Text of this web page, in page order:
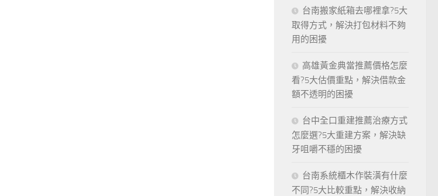
台南搬家紙箱去哪裡拿?5大
取得方式，解決打包材料不夠
用的困擾
高雄黃金典當推薦價格怎麼
看?5大估價重點，解決借款金
額不透明的困擾
台中全口重建推薦治療方式
怎麼選?5大重建方案，解決缺
牙咀嚼不穩的困擾
台南系統櫃木作裝潢有什麼
不同?5大比較重點，解決收納